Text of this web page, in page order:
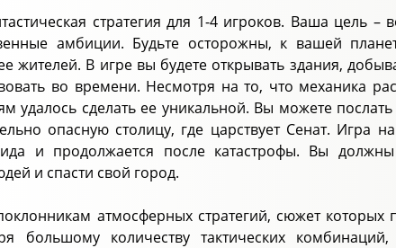
стратегия для 1-4 игроков. Ваша цель –
амбиции. Будьте осторожны, к вашей
жителей. В игре вы будете открывать здания,
во времени. Несмотря на то, что механика
удалось сделать ее уникальной. Вы можете
опасную столицу, где царствует Сенат. Игра
и продолжается после катастрофы. Вы
и спасти свой город.
атмосферных стратегий, сюжет
большому количеству тактических